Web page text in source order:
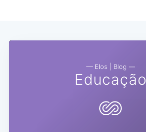
— Elos | Blog —
Educação